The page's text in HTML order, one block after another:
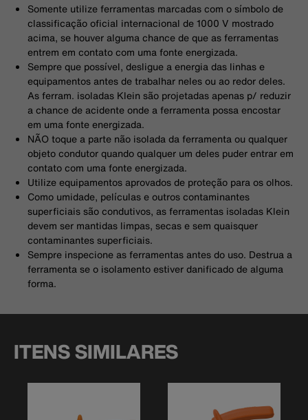
Somente utilize ferramentas marcadas com o símbolo de
classificação oficial internacional de 1000 V mostrado
acima, se houver alguma chance de que as ferramentas
entrem em contato com uma fonte energizada.
Sempre que possível, desligue a energia das linhas e
equipamentos antes de trabalhar neles ou ao redor deles.
As ferram. isoladas Klein são projetadas apenas p/ reduzir
a chance de acidente onde a ferramenta possa encostar
em uma fonte energizada.
NÃO toque a parte não isolada da ferramenta ou qualquer
objeto condutor quando qualquer um deles puder entrar em
contato com uma fonte energizada.
Utilize equipamentos aprovados de proteção para os olhos.
Como umidade, películas e outros contaminantes
superficiais são condutivos, as ferramentas isoladas Klein
devem ser mantidas limpas, secas e sem quaisquer
contaminantes superficiais.
Sempre inspecione as ferramentas antes do uso. Destrua a
ferramenta se o isolamento estiver danificado de alguma
forma.
ITENS SIMILARES